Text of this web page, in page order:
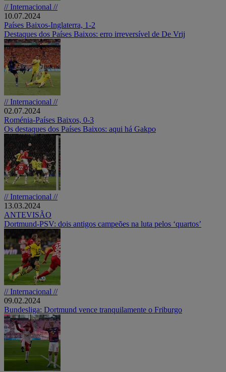
// Internacional //
10.07.2024
Países Baixos-Inglaterra, 1-2
Destaques dos Países Baixos: erro irreversível de De Vrij
// Internacional //
02.07.2024
Roménia-Países Baixos, 0-3
Os destaques dos Países Baixos: aqui há Gakpo
// Internacional //
13.03.2024
ANTEVISÃO
Dortmund-PSV: dois antigos campeões na luta pelos ‘quartos’
// Internacional //
09.02.2024
Bundesliga: Dortmund vence tranquilamente o Friburgo